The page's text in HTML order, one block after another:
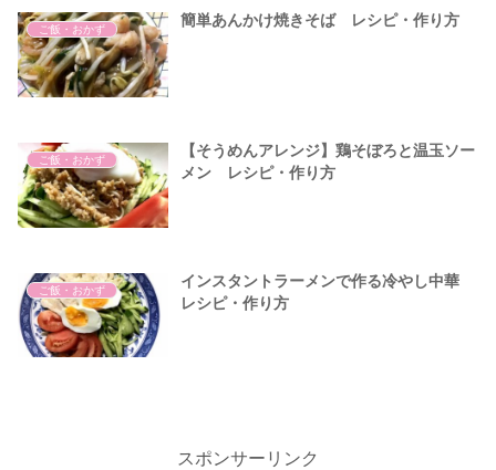
ご飯・おかず
簡単あんかけ焼きそば レシピ・作り方
ご飯・おかず
【そうめんアレンジ】鶏そぼろと温玉ソー
メン レシピ・作り方
ご飯・おかず
インスタントラーメンで作る冷やし中華
レシピ・作り⽅
スポンサーリンク